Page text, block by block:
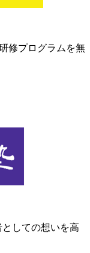
修プログラムを無
しての想いを高